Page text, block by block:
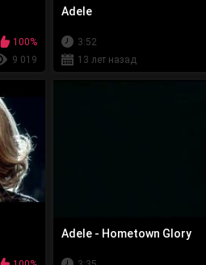
100%
9 019
Adele
3:52
13 лет назад
Adele - Hometown Glory